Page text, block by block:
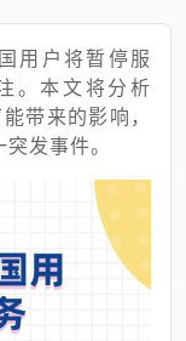
用户将暂停服
。本文将分析
带来的影响，
发事件。